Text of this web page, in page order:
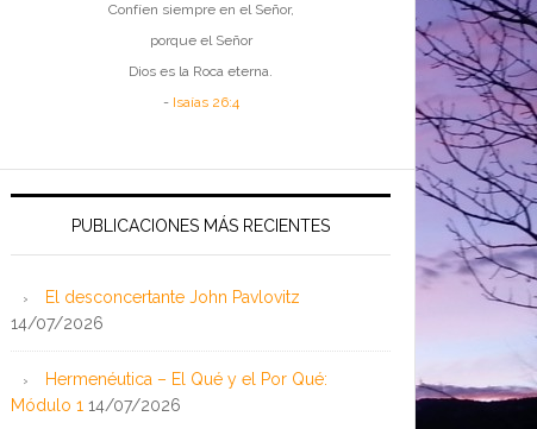
Confíen siempre en el Señor,
porque el Señor
Dios es la Roca eterna.
- Isaías 26:4
PUBLICACIONES MÁS RECIENTES
El desconcertante John Pavlovitz
14/07/2026
Hermenéutica – El Qué y el Por Qué:
Módulo 1 14/07/2026